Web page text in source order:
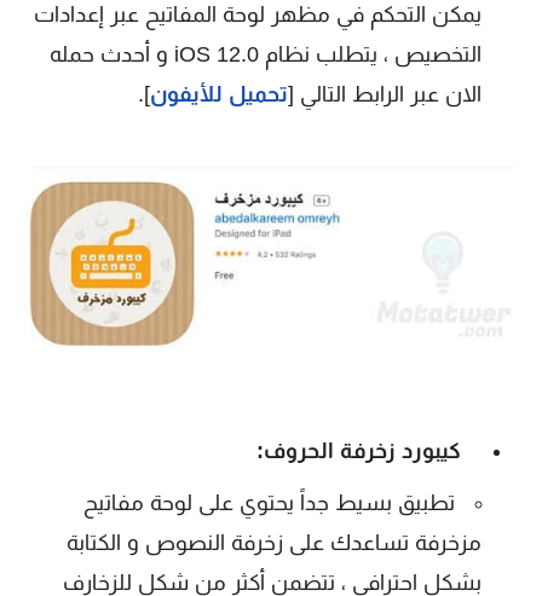
يمكن التحكم في مظهر لوحة المفاتيح عبر إعدادات
التخصيص ، يتطلب نظام
iOS 12.0 و أحدث حمله
الان عبر الرابط التالي [تحميل للأيفون].
كيبورد زخرفة الحروف:
تطبيق بسيط جداً يحتوي على لوحة مفاتيح
مزخرفة تساعدك على زخرفة النصوص و الكتابة
بشكل احترافي ، تتضمن أكثر من شكل للزخارف